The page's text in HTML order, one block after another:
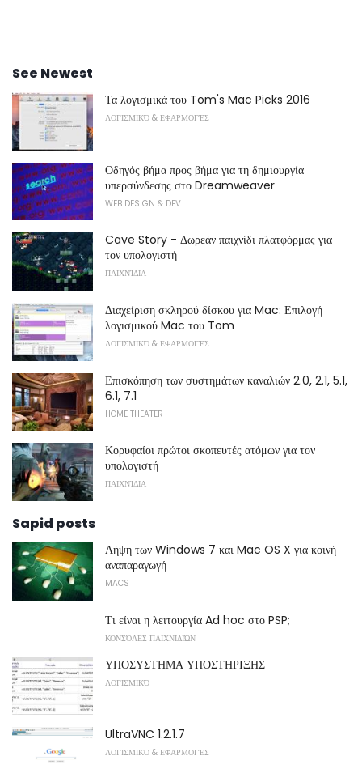
See Newest
Τα λογισμικά του Tom's Mac Picks 2016
ΛΟΓΙΣΜΙΚΌ & ΕΦΑΡΜΟΓΈΣ
Οδηγός βήμα προς βήμα για τη δημιουργία
υπερσύνδεσης στο Dreamweaver
WEB DESIGN & DEV
Cave Story - Δωρεάν παιχνίδι πλατφόρμας για
τον υπολογιστή
ΠΑΙΧΝΊΔΙΑ
Διαχείριση σκληρού δίσκου για Mac: Επιλογή
λογισμικού Mac του Tom
ΛΟΓΙΣΜΙΚΌ & ΕΦΑΡΜΟΓΈΣ
Επισκόπηση των συστημάτων καναλιών 2.0, 2.1, 5.1,
6.1, 7.1
HOME THEATER
Κορυφαίοι πρώτοι σκοπευτές ατόμων για τον
υπολογιστή
ΠΑΙΧΝΊΔΙΑ
Sapid posts
Λήψη των Windows 7 και Mac OS X για κοινή
αναπαραγωγή
MACS
Τι είναι η λειτουργία Ad hoc στο PSP;
ΚΟΝΣΌΛΕΣ ΠΑΙΧΝΙΔΙΏΝ
ΥΠΟΣΥΣΤΗΜΑ ΥΠΟΣΤΗΡΙΞΗΣ
ΛΟΓΙΣΜΙΚΌ
UltraVNC 1.2.1.7
ΛΟΓΙΣΜΙΚΌ & ΕΦΑΡΜΟΓΈΣ